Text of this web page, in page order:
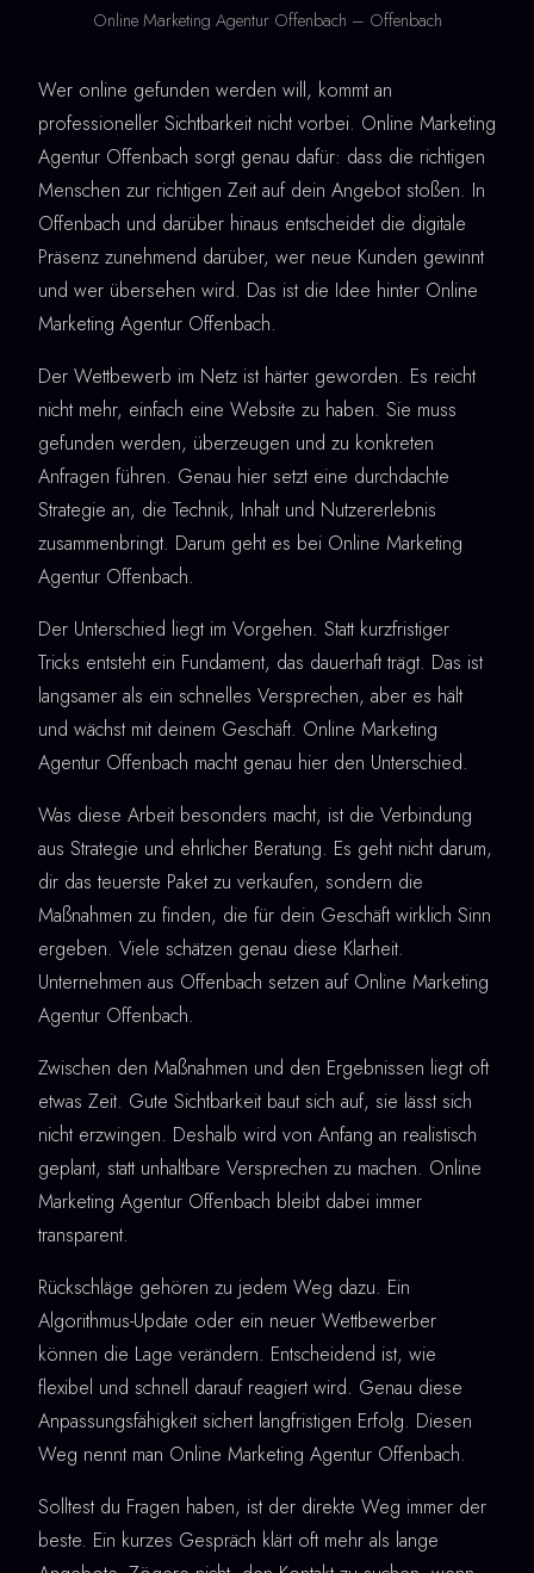
Online Marketing Agentur Offenbach – Offenbach
Wer online gefunden werden will, kommt an
professioneller Sichtbarkeit nicht vorbei. Online Marketing
Agentur Offenbach sorgt genau dafür: dass die richtigen
Menschen zur richtigen Zeit auf dein Angebot stoßen. In
Offenbach und darüber hinaus entscheidet die digitale
Präsenz zunehmend darüber, wer neue Kunden gewinnt
und wer übersehen wird. Das ist die Idee hinter Online
Marketing Agentur Offenbach.
Der Wettbewerb im Netz ist härter geworden. Es reicht
nicht mehr, einfach eine Website zu haben. Sie muss
gefunden werden, überzeugen und zu konkreten
Anfragen führen. Genau hier setzt eine durchdachte
Strategie an, die Technik, Inhalt und Nutzererlebnis
zusammenbringt. Darum geht es bei Online Marketing
Agentur Offenbach.
Der Unterschied liegt im Vorgehen. Statt kurzfristiger
Tricks entsteht ein Fundament, das dauerhaft trägt. Das ist
langsamer als ein schnelles Versprechen, aber es hält
und wächst mit deinem Geschäft. Online Marketing
Agentur Offenbach macht genau hier den Unterschied.
Was diese Arbeit besonders macht, ist die Verbindung
aus Strategie und ehrlicher Beratung. Es geht nicht darum,
dir das teuerste Paket zu verkaufen, sondern die
Maßnahmen zu finden, die für dein Geschäft wirklich Sinn
ergeben. Viele schätzen genau diese Klarheit.
Unternehmen aus Offenbach setzen auf Online Marketing
Agentur Offenbach.
Zwischen den Maßnahmen und den Ergebnissen liegt oft
etwas Zeit. Gute Sichtbarkeit baut sich auf, sie lässt sich
nicht erzwingen. Deshalb wird von Anfang an realistisch
geplant, statt unhaltbare Versprechen zu machen. Online
Marketing Agentur Offenbach bleibt dabei immer
transparent.
Rückschläge gehören zu jedem Weg dazu. Ein
Algorithmus-Update oder ein neuer Wettbewerber
können die Lage verändern. Entscheidend ist, wie
flexibel und schnell darauf reagiert wird. Genau diese
Anpassungsfähigkeit sichert langfristigen Erfolg. Diesen
Weg nennt man Online Marketing Agentur Offenbach.
Solltest du Fragen haben, ist der direkte Weg immer der
beste. Ein kurzes Gespräch klärt oft mehr als lange